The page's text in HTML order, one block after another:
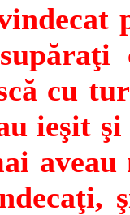
cu
ieşit
aveau